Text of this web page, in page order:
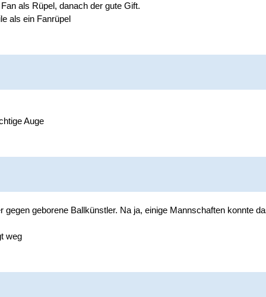
als Rüpel, danach der gute Gift.
als ein Fanrüpel
Auge
geborene Ballkünstler. Na ja, einige Mannschaften konnte
weg